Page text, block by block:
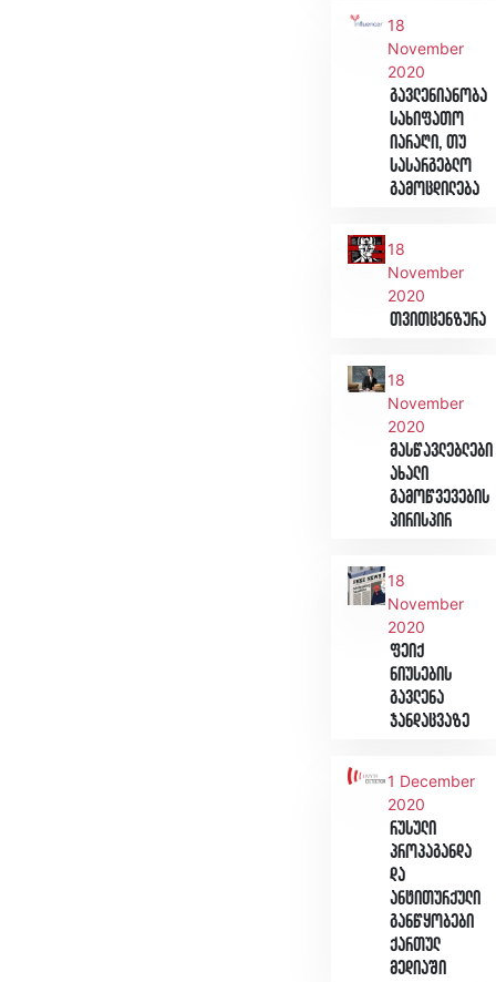
18
November
2020
გავლენიანობა
სახიფათო
იარაღი, თუ
სასარგებლო
გამოცდილება
18
November
2020
თვითცენზურა
18
November
2020
მასწავლებლები
ახალი
გამოწვევების
პირისპირ
18
November
2020
ფეიქ
ნიუსების
გავლენა
ჯანდაცვაზე
1 December
2020
რუსული
პროპაგანდა
და
ანტითურქული
განწყობები
ქართულ
მედიაში